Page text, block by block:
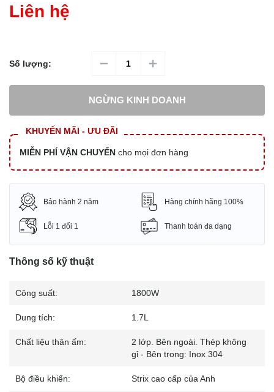
Liên hệ
Số lượng:
NGỪNG KINH DOANH
KHUYẾN MÃI - ƯU ĐÃI
MIỄN PHÍ VẬN CHUYỂN cho mọi đơn hàng
Bảo hành 2 năm Hàng chính hãng 100%
Lỗi 1 đổi 1 Thanh toán đa dạng
Thông số kỹ thuật
Công suất: 1800W
Dung tích: 1.7L
Chất liệu thân ấm:
2 lớp. Bên ngoài. Thép không
gỉ - Bên trong: Inox 304
Bộ điều khiển: Strix cao cấp của Anh